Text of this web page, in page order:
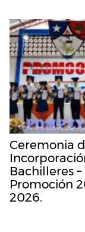
Ceremonia
Bachilleres –
Promoción
2026.